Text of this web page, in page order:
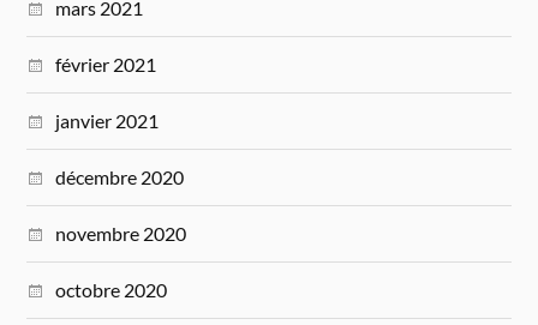
mars 2021
février 2021
janvier 2021
décembre 2020
novembre 2020
octobre 2020